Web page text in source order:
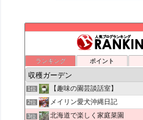
ランキング ポイント
1位 【趣味の園芸談話室】
2位 メイリン愛犬沖縄日記
3位 北海道で楽しく家庭菜園